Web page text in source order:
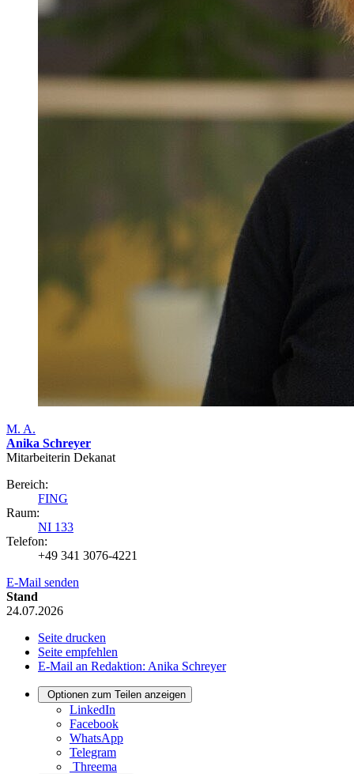
M. A.
Anika Schreyer
Mitarbeiterin Dekanat
Bereich:
FING
Raum:
NI 133
Telefon:
+49 341 3076-4221
E-Mail senden
Stand
24.07.2026
Seite drucken
Seite empfehlen
E-Mail an Redaktion: Anika Schreyer
Optionen zum Teilen anzeigen
LinkedIn
Facebook
WhatsApp
Telegram
Threema